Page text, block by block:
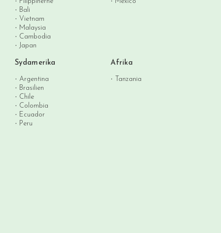
Bali
Vietnam
Malaysia
Cambodia
Japan
Sydamerika
Argentina
Brasilien
Chile
Colombia
Ecuador
Peru
Afrika
Tanzania